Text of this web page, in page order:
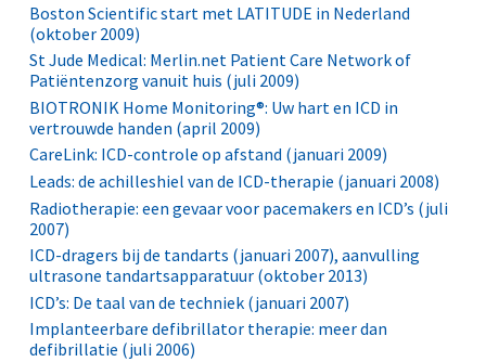
Boston Scientific start met LATITUDE in Nederland
(oktober 2009)
St Jude Medical: Merlin.net Patient Care Network of
Patiëntenzorg vanuit huis (juli 2009)
BIOTRONIK Home Monitoring®: Uw hart en ICD in
vertrouwde handen (april 2009)
CareLink: ICD-controle op afstand (januari 2009)
Leads: de achilleshiel van de ICD-therapie (januari 2008)
Radiotherapie: een gevaar voor pacemakers en ICD’s (juli
2007)
ICD-dragers bij de tandarts (januari 2007), aanvulling
ultrasone tandartsapparatuur (oktober 2013)
ICD’s: De taal van de techniek (januari 2007)
Implanteerbare defibrillator therapie: meer dan
defibrillatie (juli 2006)